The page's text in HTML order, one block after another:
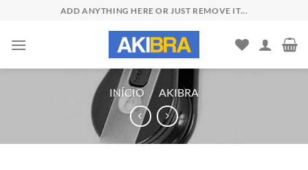
content
ADD ANYTHING HERE OR JUST REMOVE IT...
INÍCIO / AKIBRA